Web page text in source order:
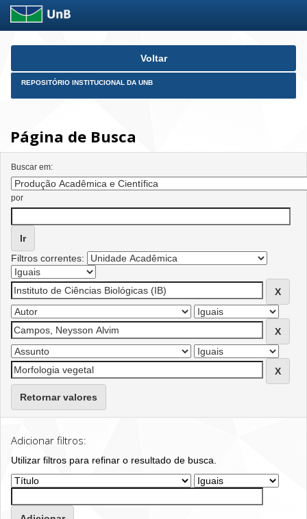
Skip
Voltar
REPOSITÓRIO INSTITUCIONAL DA UNB
Página de Busca
Buscar em:
por
Filtros correntes:
Retornar valores
Adicionar filtros:
Utilizar filtros para refinar o resultado de busca.